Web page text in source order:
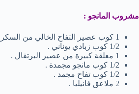
مشروب المانجو :
1 كوب عصير التفاح الخالي من السكر .
1/2 كوب زبادي يوناني .
1 معلقة كبيرة من عصير البرتقال .
1/2 كوب مانجو مجمدة .
1/2 كوب تفاح مجمد .
2 ملاعق فانيليا .